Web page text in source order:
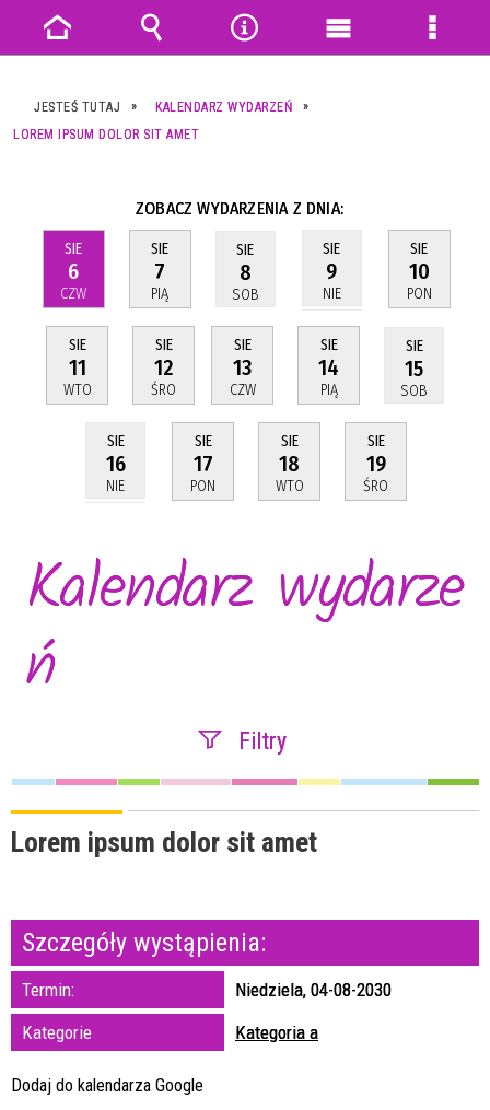
JESTEŚ TUTAJ
KALENDARZ WYDARZEŃ
LOREM IPSUM DOLOR SIT AMET
ZOBACZ WYDARZENIA Z DNIA:
SIE
6
CZW
SIE
7
PIĄ
SIE
8
SOB
SIE
9
NIE
SIE
10
PON
SIE
11
WTO
SIE
12
ŚRO
SIE
13
CZW
SIE
14
PIĄ
SIE
15
SOB
SIE
16
NIE
SIE
17
PON
SIE
18
WTO
SIE
19
ŚRO
Kalendarz wydarze
ń
Filtry
Trwające w
zakresie
Miejsce
Lorem ipsum dolor sit amet
Szczegóły wystąpienia:
Termin:
Niedziela, 04-08-2030
Kategorie
Kategoria a
Dodaj do kalendarza Google
Strona
główna
Wyszukiwarka
NarzędziaMenu
Menu